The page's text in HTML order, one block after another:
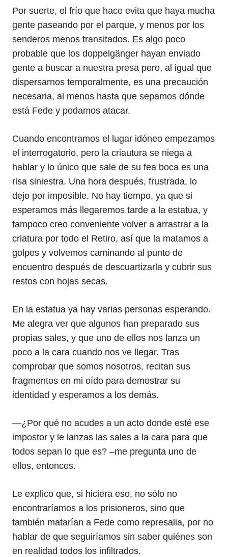
Por suerte, el frío que hace evita que haya mucha
gente paseando por el parque, y menos por los
senderos menos transitados. Es algo poco
probable que los doppelgänger hayan enviado
gente a buscar a nuestra presa pero, al igual que
dispersarnos temporalmente, es una precaución
necesaria, al menos hasta que sepamos dónde
está Fede y podamos atacar.
Cuando encontramos el lugar idóneo empezamos
el interrogatorio, pero la criautura se niega a
hablar y lo único que sale de su fea boca es una
risa siniestra. Una hora después, frustrada, lo
dejo por imposible. No hay tiempo, ya que si
esperamos más llegaremos tarde a la estatua, y
tampoco creo conveniente volver a arrastrar a la
criatura por todo el Retiro, así que la matamos a
golpes y volvemos caminando al punto de
encuentro después de descuartizarla y cubrir sus
restos con hojas secas.
En la estatua ya hay varias personas esperando.
Me alegra ver que algunos han preparado sus
propias sales, y que uno de ellos nos lanza un
poco a la cara cuando nos ve llegar. Tras
comprobar que somos nosotros, recitan sus
fragmentos en mi oído para demostrar su
identidad y esperamos a los demás.
—¿Por qué no acudes a un acto donde esté ese
impostor y le lanzas las sales a la cara para que
todos sepan lo que es? –me pregunta uno de
ellos, entonces.
Le explico que, si hiciera eso, no sólo no
encontraríamos a los prisioneros, sino que
también matarían a Fede como represalia, por no
hablar de que seguiríamos sin saber quiénes son
en realidad todos los infiltrados.